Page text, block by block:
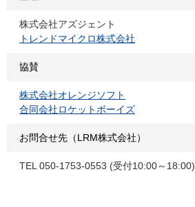
株式会社アズジェント
トレンドマイクロ株式会社
協賛
株式会社オレンジソフト
合同会社ロケットボーイズ
お問合せ先（LRM株式会社）
TEL 050-1753-0553 (受付10:00～18:00)